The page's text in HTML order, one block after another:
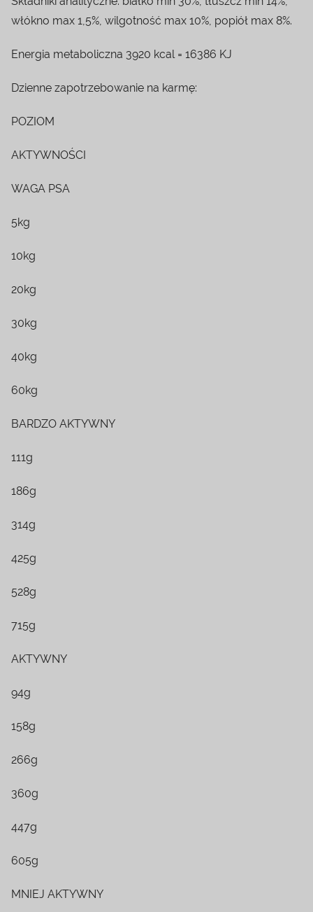
włókno max 1,5%, wilgotność max 10%, popiół max 8%.
Energia metaboliczna 3920 kcal = 16386 KJ
Dzienne zapotrzebowanie na karmę:
POZIOM
AKTYWNOŚCI
WAGA PSA
5kg
10kg
20kg
30kg
40kg
60kg
BARDZO AKTYWNY
111g
186g
314g
425g
528g
715g
AKTYWNY
94g
158g
266g
360g
447g
605g
MNIEJ AKTYWNY